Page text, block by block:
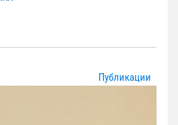
Публикации